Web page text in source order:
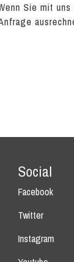
Sie mit
Social
Facebook
Twitter
Instagram